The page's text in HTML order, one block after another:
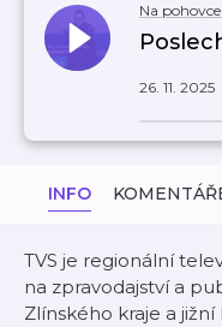
Na
26. 11. 2025
INFO
TVS je regionální
na zpravodajství a
Zlínského kraje a jižní